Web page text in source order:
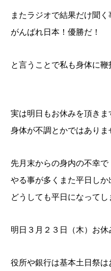
またラジオで結果だけ聞
がんばれ日本！優勝だ！
と言うことで私も身体に
実は明日もお休みを頂き
身体が不調とかではありま
先月末からの身内の不幸で
やる事が多くまた平日し
どうしても平日になってし
明日３月２３日（木）お休
役所や銀行は基本土日祭は